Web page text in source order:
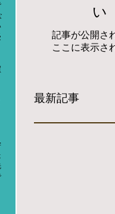
い
記事が公開さ
ここに表示さ
最新記事